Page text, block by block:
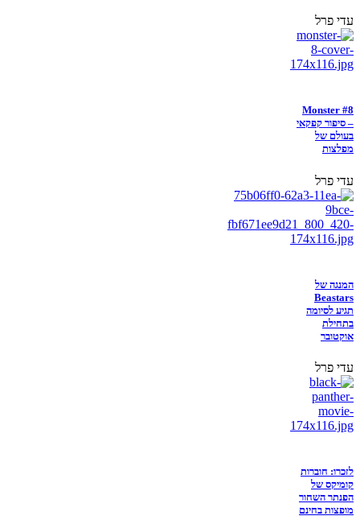
עדי פרל
Monster #8
– סיפור קפקאי
בעולם של
מפלצות
עדי פרל
המנגה של
Beastars
תגיע לסיומה
בתחילת
אוקטובר
עדי פרל
לזכרו: חוברות
קומיקס של
הפנתר השחור
מופצות בחינם